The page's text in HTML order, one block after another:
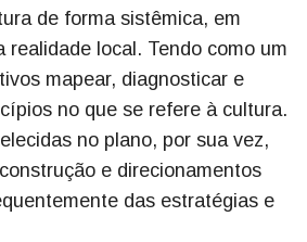
de forma sistêmica, em
realidade local. Tendo como um
mapear, diagnosticar e
no que se refere à cultura.
no plano, por sua vez,
e direcionamentos
das estratégias e